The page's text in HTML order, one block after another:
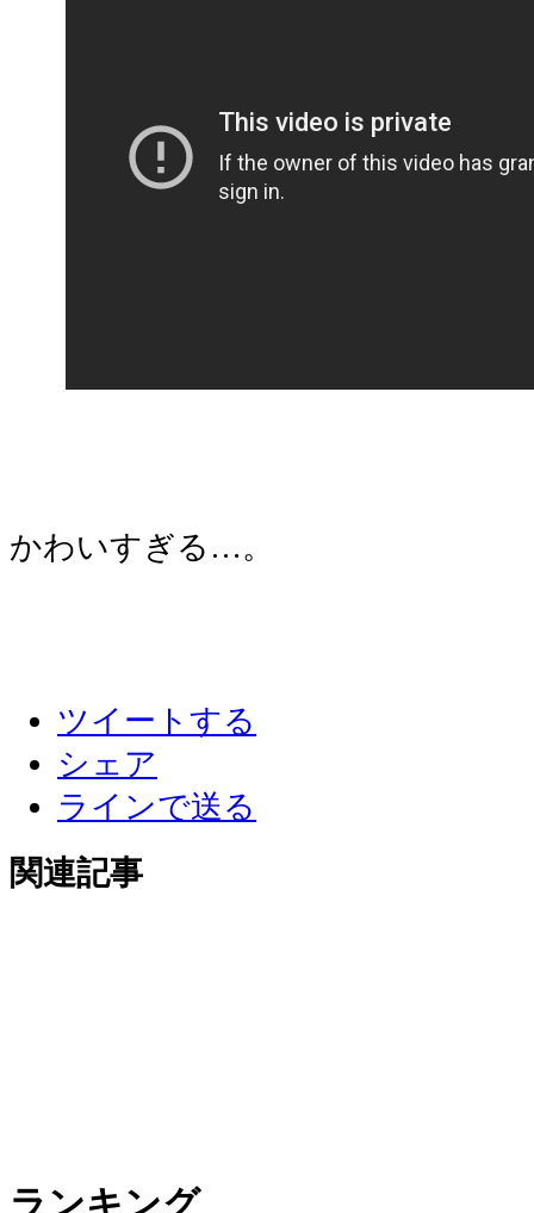
かわいすぎる…。
ツイートする
シェア
ラインで送る
関連記事